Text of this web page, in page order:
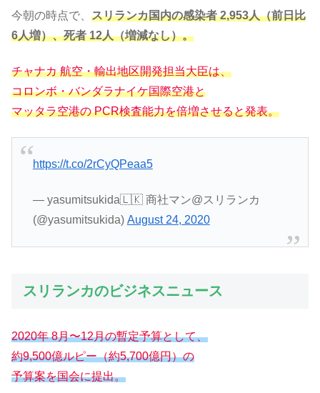
今朝の時点で、 スリランカ国内の感染者 2,953人（前日比
6人増）、死者 12人（増減なし）。
チャナカ 航空・輸出地区開発担当大臣は、
コロンボ・バンダラナイケ国際空港と
マッタラ空港の PCR検査能力を倍増させると発表。
https://t.co/2rCyQPeaa5
— yasumitsukida🇱🇰 商社マン@スリランカ
(@yasumitsukida) August 24, 2020
スリランカのビジネスニュース
2020年 8月〜12月の暫定予算として、
約9,500億ルピー（約5,700億円）の
予算案を国会に提出。